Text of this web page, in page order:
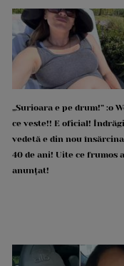
„Surioara e pe drum!” :o
ce veste!! E oficial!
vedetă e din nou
40 de ani! Uite ce frumos a
anunțat!